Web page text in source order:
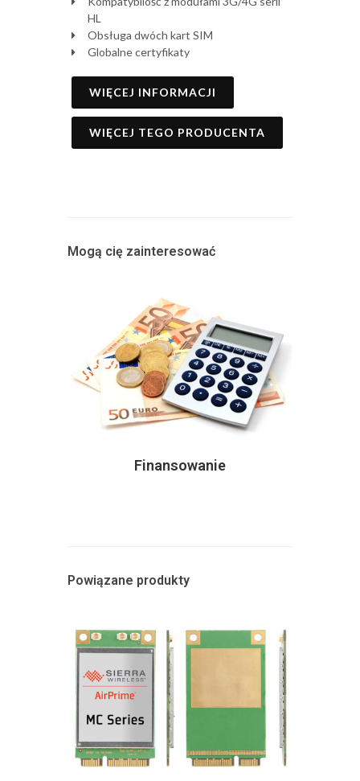
HL
Obsługa dwóch kart SIM
Globalne certyfikaty
WIĘCEJ INFORMACJI
WIĘCEJ TEGO PRODUCENTA
Mogą cię zainteresować
Finansowanie
Powiązane produkty